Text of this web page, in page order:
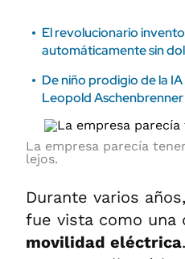
El revolucionario
automáticamente sin
De niño prodigio de la
Leopold Aschenbrenner
La empresa parecía
lejos.
Durante varios
fue vista como una
movilidad eléctrica